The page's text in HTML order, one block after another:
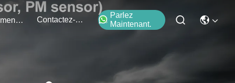
Événements Contactez-Nous
Parlez
Maintenant.